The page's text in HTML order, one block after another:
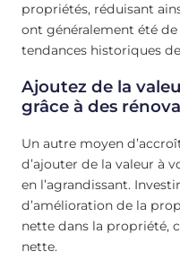
propriétés, réduisant
ont généralement été de
tendances historiques
Ajoutez de la
grâce à des
Un autre moyen
d’ajouter de la valeur à
en l’agrandissant.
d’amélioration de la
nette dans la propriété,
nette.